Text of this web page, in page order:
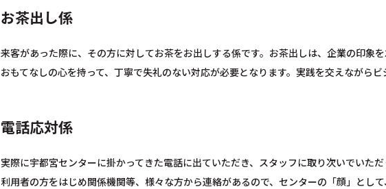
お茶出し係
来客があった際に、その方に対してお茶をお出しする係です。お茶出しは、企業の印象
おもてなしの心を持って、丁寧で失礼のない対応が必要となります。実践を交えながら
電話応対係
実際に宇都宮センターに掛かってきた電話に出ていただき、スタッフに取り次いでいた
利用者の方をはじめ関係機関等、様々な方から連絡があるので、センターの「顔」とし